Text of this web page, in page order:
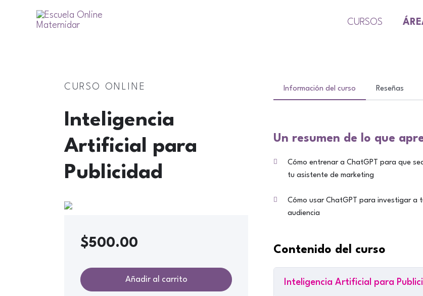
CURSOS
CURSO ONLINE
Inteligencia
Artificial para
Publicidad
$500.00
Añadir al carrito
Información del curso Reseñas
Un resumen de lo que
Cómo entrenar a ChatGPT para que
tu asistente de marketing
Cómo usar ChatGPT para investigar a
audiencia
Contenido del curso
Inteligencia Artificial para